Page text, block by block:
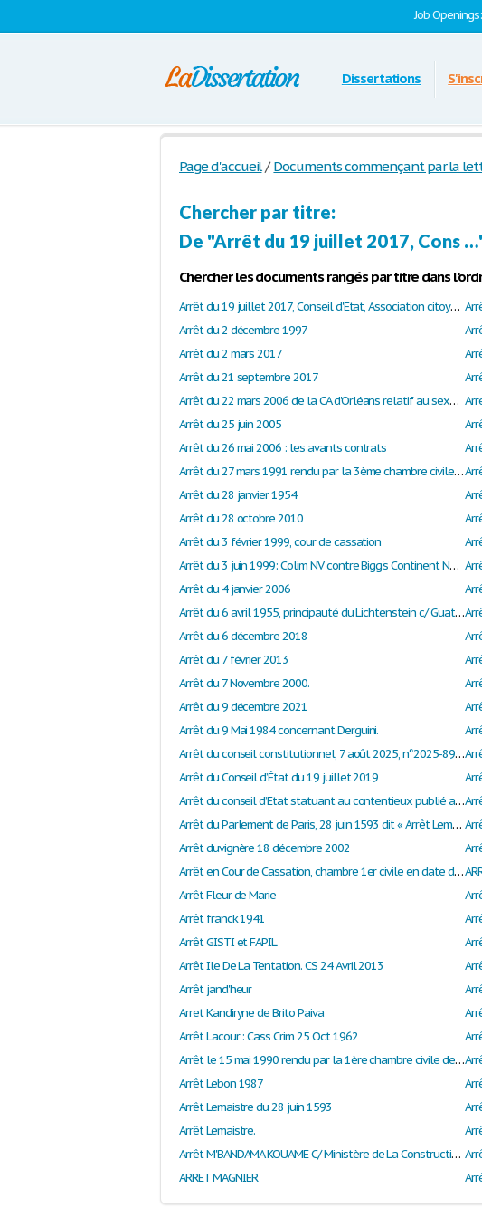
Job Openings:
Dissertations
Page d'accueil / Documents commençant par la
Chercher par titre:
De "Arrêt du 19 juillet 2017, Cons
Chercher les documents rangés par titre dans
Arrêt du 19 juillet 2017, Conseil d'Etat, Association citoyenne pour Occitanie pays catalan
Arrêt du 2 décembre 1997
Arrêt du 2 mars 2017
Arrêt du 21 septembre 2017
Arrêt du 22 mars 2006 de la CA d'Orléans relatif au sexe neutre
Arrêt du 25 juin 2005
Arrêt du 26 mai 2006 : les avants contrats
Arrêt du 27 mars 1991 rendu par la 3ème chambre civile de la Cour de cassation traite du manquement à la bonne foi qui serait constitué par la réticence dolosive d'un acquéreur au stade de la formation du contrat.
Arrêt du 28 janvier 1954
Arrêt du 28 octobre 2010
Arrêt du 3 février 1999, cour de cassation
Arrêt du 3 juin 1999: Colim NV contre Bigg's Continent Noord NV
Arrêt du 4 janvier 2006
Arrêt du 6 avril 1955, principauté du Lichtenstein c/ Guatemala
Arrêt du 6 décembre 2018
Arrêt du 7 février 2013
Arrêt du 7 Novembre 2000.
Arrêt du 9 décembre 2021
Arrêt du 9 Mai 1984 concernant Derguini.
Arrêt du conseil constitutionnel, 7 août 2025, n°2025-891 DC, Loi « Duplomb »
Arrêt du Conseil d’État du 19 juillet 2019
Arrêt du conseil d’Etat statuant au contentieux publié au recueil Lebon, lu en Assemblée le 27 octobre 1995
Arrêt du Parlement de Paris, 28 juin 1593 dit « Arrêt Lemaître ».
Arrêt duvignère 18 décembre 2002
Arrêt en Cour de Cassation, chambre 1er civile en date du 25 février 2016
Arrêt Fleur de Marie
Arrêt franck 1941
Arrêt GISTI et FAPIL
Arrêt Ile De La Tentation. CS 24 Avril 2013
Arrêt jand'heur
Arret Kandiryne de Brito Paiva
Arrêt Lacour : Cass Crim 25 Oct 1962
Arrêt le 15 mai 1990 rendu par la 1ère chambre civile de la cour de cassation sur le retrait de l'autorité.
Arrêt Lebon 1987
Arrêt Lemaistre du 28 juin 1593
Arrêt Lemaistre.
Arrêt M'BANDAMA KOUAME C/ Ministère de La Construction et de L'urbanisme
ARRET MAGNIER